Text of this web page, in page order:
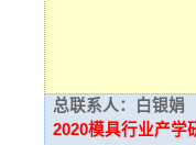
总联系人：白银
2020模具行业产学